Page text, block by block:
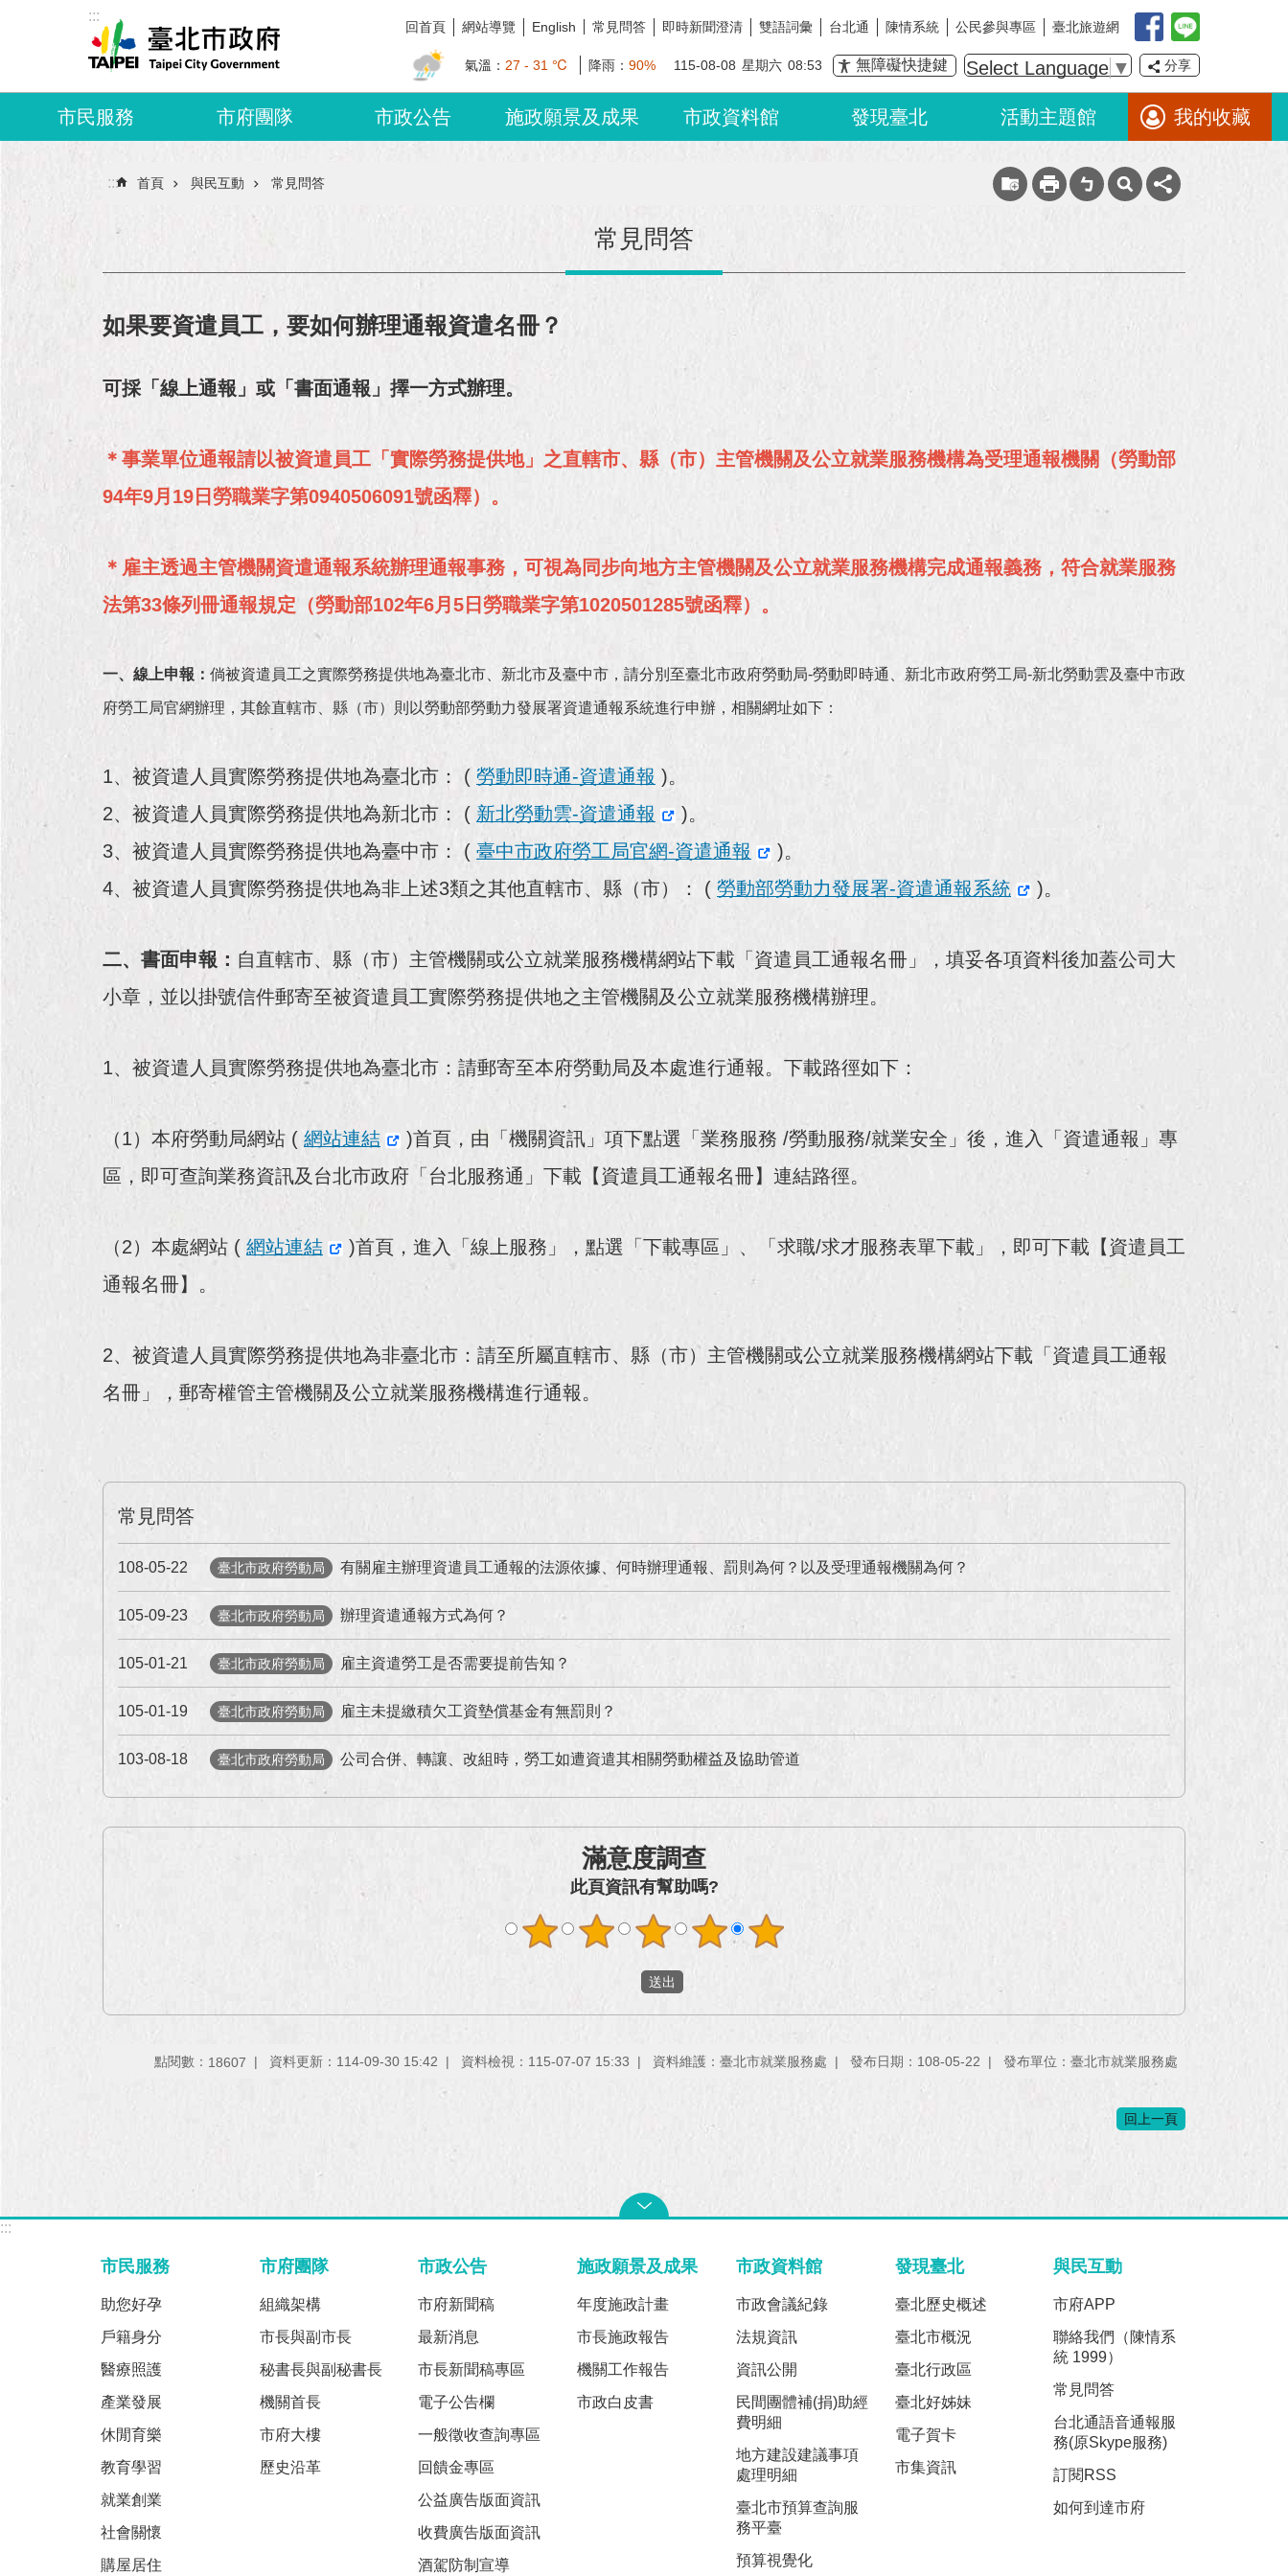
跳到主要內容區塊
:::
回首頁 網站導覽 English 常見問答 即時新聞澄清 雙語詞彙 台北通 陳情系統 公民參與專區 臺北旅遊網
氣溫： 27 - 31 ℃ 降雨： 90% 115-08-08 星期六 08:53 無障礙快捷鍵 Select Language ▼ 分享
市民服務 市府團隊 市政公告 施政願景及成果 市政資料館 發現臺北 活動主題館 我的收藏
::: 首頁 與民互動 常見問答
常見問答
如果要資遣員工，要如何辦理通報資遣名冊？
可採「線上通報」或「書面通報」擇一方式辦理。
＊事業單位通報請以被資遣員工「實際勞務提供地」之直轄市、縣（市）主管機關及公立就業服務機構為受理通報機關（勞動部
94年9月19日勞職業字第0940506091號函釋）。
＊雇主透過主管機關資遣通報系統辦理通報事務，可視為同步向地方主管機關及公立就業服務機構完成通報義務，符合就業服務
法第33條列冊通報規定（勞動部102年6月5日勞職業字第1020501285號函釋）。
一、線上申報： 倘被資遣員工之實際勞務提供地為臺北市、新北市及臺中市，請分別至臺北市政府勞動局-勞動即時通、新北市政府勞工局-新北勞動雲及臺中市政
府勞工局官網辦理，其餘直轄市、縣（市）則以勞動部勞動力發展署資遣通報系統進行申辦，相關網址如下：
1、被資遣人員實際勞務提供地為臺北市： ( 勞動即時通-資遣通報 )。
2、被資遣人員實際勞務提供地為新北市： ( 新北勞動雲-資遣通報
)。
3、被資遣人員實際勞務提供地為臺中市： ( 臺中市政府勞工局官網-資遣通報
)。
4、被資遣人員實際勞務提供地為非上述3類之其他直轄市、縣（市）： ( 勞動部勞動力發展署-資遣通報系統 )。
二、書面申報： 自直轄市、縣（市）主管機關或公立就業服務機構網站下載「資遣員工通報名冊」，填妥各項資料後加蓋公司大
小章，並以掛號信件郵寄至被資遣員工實際勞務提供地之主管機關及公立就業服務機構辦理。
1、被資遣人員實際勞務提供地為臺北市：請郵寄至本府勞動局及本處進行通報。下載路徑如下：
（1）本府勞動局網站 ( 網站連結
)首頁，由「機關資訊」項下點選「業務服務 /勞動服務/就業安全」後，進入「資遣通報」專
區，即可查詢業務資訊及台北市政府「台北服務通」下載【資遣員工通報名冊】連結路徑。
（2）本處網站 ( 網站連結
)首頁，進入「線上服務」，點選「下載專區」、「求職/求才服務表單下載」，即可下載【資遣員工
通報名冊】。
2、被資遣人員實際勞務提供地為非臺北市：請至所屬直轄市、縣（市）主管機關或公立就業服務機構網站下載「資遣員工通報
名冊」，郵寄權管主管機關及公立就業服務機構進行通報。
常見問答
108-05-22 臺北市政府勞動局 有關雇主辦理資遣員工通報的法源依據、何時辦理通報、罰則為何？以及受理通報機關為何？
105-09-23 臺北市政府勞動局 辦理資遣通報方式為何？
105-01-21 臺北市政府勞動局 雇主資遣勞工是否需要提前告知？
105-01-19 臺北市政府勞動局 雇主未提繳積欠工資墊償基金有無罰則？
103-08-18 臺北市政府勞動局 公司合併、轉讓、改組時，勞工如遭資遣其相關勞動權益及協助管道
滿意度調查
此頁資訊有幫助嗎?
點閱數： 18607 資料更新：114-09-30 15:42 資料檢視：115-07-07 15:33 資料維護：臺北市就業服務處 發布日期：108-05-22 發布單位：臺北市就業服務處
回上一頁
:::
市民服務
助您好孕
戶籍身分
醫療照護
產業發展
休閒育樂
教育學習
就業創業
社會關懷
購屋居住
市府團隊
組織架構
市長與副市長
秘書長與副秘書長
機關首長
市府大樓
歷史沿革
市政公告
市府新聞稿
最新消息
市長新聞稿專區
電子公告欄
一般徵收查詢專區
回饋金專區
公益廣告版面資訊
收費廣告版面資訊
酒駕防制宣導
施政願景及成果
年度施政計畫
市長施政報告
機關工作報告
市政白皮書
市政資料館
市政會議紀錄
法規資訊
資訊公開
民間團體補(捐)助經
費明細
地方建設建議事項
處理明細
臺北市預算查詢服
務平臺
預算視覺化
發現臺北
臺北歷史概述
臺北市概況
臺北行政區
臺北好姊妹
電子賀卡
市集資訊
與民互動
市府APP
聯絡我們（陳情系
統 1999）
常見問答
台北通語音通報服
務(原Skype服務)
訂閱RSS
如何到達市府